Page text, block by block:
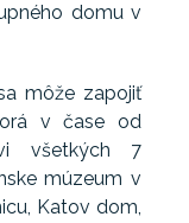
domu v
môže zapojiť
v čase od
všetkých 7
múzeum v
Katov dom,